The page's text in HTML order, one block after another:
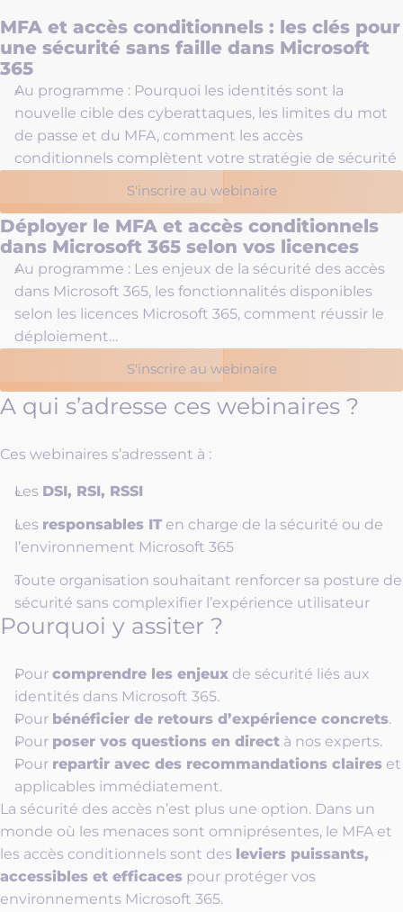
MFA et accès conditionnels : les clés pour
une sécurité sans faille dans Microsoft
365
Au programme : Pourquoi les identités sont la
nouvelle cible des cyberattaques, les limites du mot
de passe et du MFA, comment les accès
conditionnels complètent votre stratégie de sécurité
S'inscrire au webinaire
Déployer le MFA et accès conditionnels
dans Microsoft 365 selon vos licences
Au programme : Les enjeux de la sécurité des accès
dans Microsoft 365, les fonctionnalités disponibles
selon les licences Microsoft 365, comment réussir le
déploiement…
S'inscrire au webinaire
A qui s’adresse ces webinaires ?
Ces webinaires s’adressent à :
Les DSI, RSI, RSSI
Les responsables IT en charge de la sécurité ou de
l’environnement Microsoft 365
Toute organisation souhaitant renforcer sa posture de
sécurité sans complexifier l’expérience utilisateur
Pourquoi y assiter ?
Pourcomprendre les enjeux de sécurité liés aux
identités dans Microsoft 365.
Pour bénéficier de retours d’expérience concrets.
Pour poser vos questions en direct à nos experts.
Pour repartir avec des recommandations claires et
applicables immédiatement.
La sécurité des accès n’est plus une option. Dans un
monde où les menaces sont omniprésentes, le MFA et
les accès conditionnels sont des leviers puissants,
accessibles et efficaces pour protéger vos
environnements Microsoft 365.